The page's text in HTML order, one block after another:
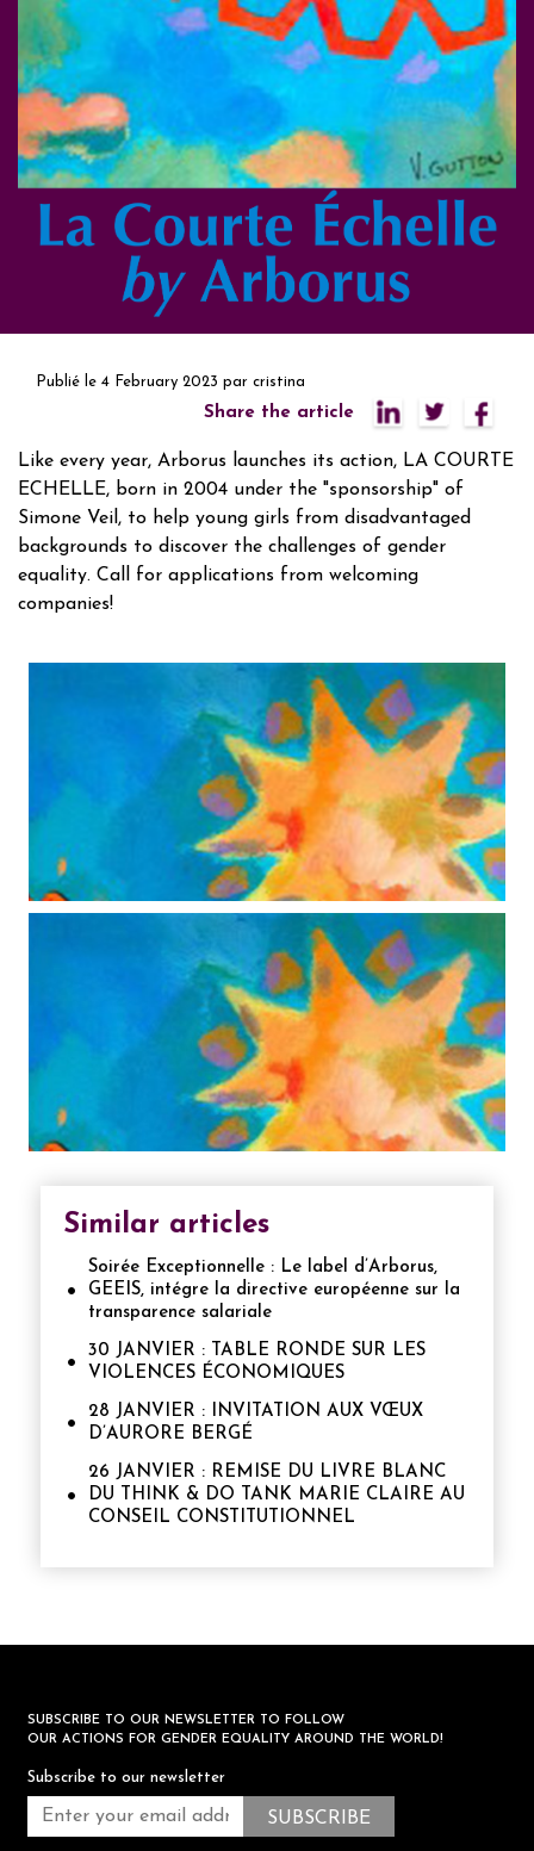
Publié le 4 February 2023 par cristina
Share the article
Like every year, Arborus launches its action, LA COURTE
ECHELLE, born in 2004 under the "sponsorship" of
Simone Veil, to help young girls from disadvantaged
backgrounds to discover the challenges of gender
equality. Call for applications from welcoming
companies!
Similar articles
Soirée Exceptionnelle : Le label d’Arborus,
GEEIS, intégre la directive européenne sur la
transparence salariale
30 JANVIER : TABLE RONDE SUR LES
VIOLENCES ÉCONOMIQUES
28 JANVIER : INVITATION AUX VŒUX
D’AURORE BERGÉ
26 JANVIER : REMISE DU LIVRE BLANC
DU THINK & DO TANK MARIE CLAIRE AU
CONSEIL CONSTITUTIONNEL
SUBSCRIBE TO OUR NEWSLETTER TO FOLLOW
OUR ACTIONS FOR GENDER EQUALITY AROUND THE WORLD!
Subscribe to our newsletter